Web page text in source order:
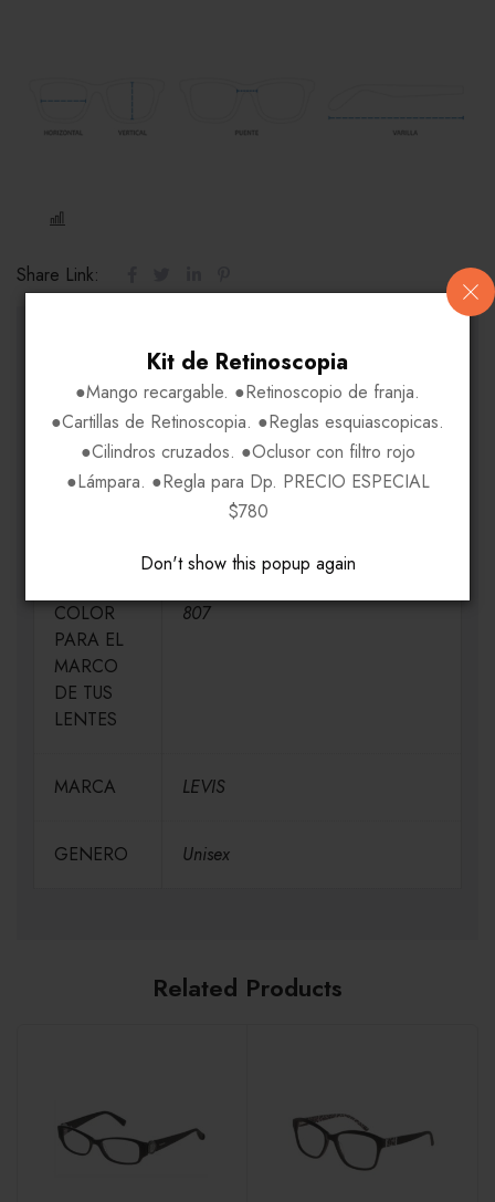
Kit de Retinoscopia
●Mango recargable. ●Retinoscopio de franja.
●Cartillas de Retinoscopia. ●Reglas esquiascopicas.
●Cilindros cruzados. ●Oclusor con filtro rojo
●Lámpara. ●Regla para Dp. PRECIO ESPECIAL
$780
Don't show this popup again
Share Link:
MEDIDAS
H52-V37-P21-VA145, H52-V38-P21-
VA145
Acetato-Metal
COLOR
PARA EL
MARCO
DE TUS
LENTES
807
MARCA LEVIS
GENERO Unisex
Related Products